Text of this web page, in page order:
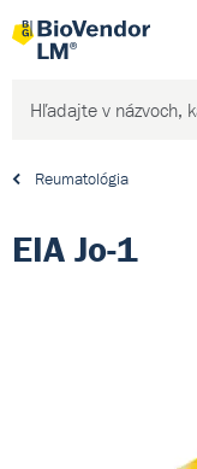
Reumatológia
EIA Jo-1